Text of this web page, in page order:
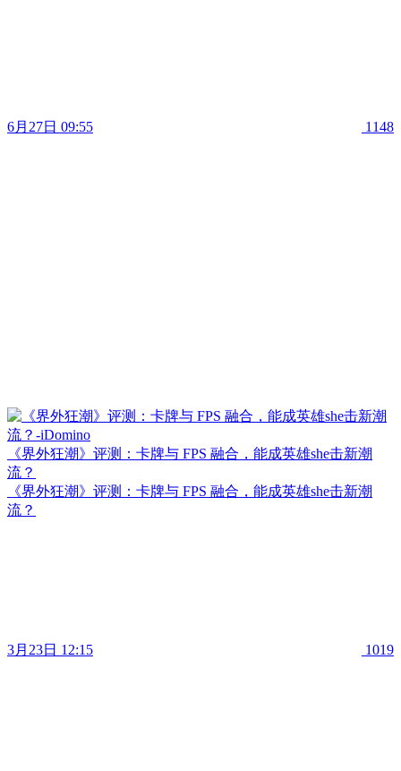
6月27日 09:55 1148
《界外狂潮》评测：卡牌与 FPS 融合，能成英雄she击新潮
流？
《界外狂潮》评测：卡牌与 FPS 融合，能成英雄she击新潮
流？
3月23日 12:15 1019